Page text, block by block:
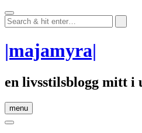
Skip
to
content
|majamyra|
en livsstilsblogg mitt i
menu